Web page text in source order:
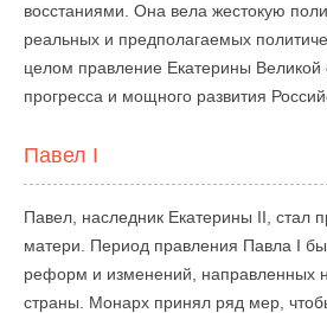
восстаниями. Она вела жестокую
реальных и предполагаемых
целом правление Екатерины Великой
прогресса и мощного развития
Павел I
Павел, наследник Екатерины II, стал
матери. Период правления Павла I
реформ и изменений, направленных
страны. Монарх принял ряд мер,